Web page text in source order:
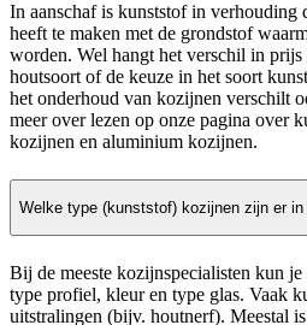
In aanschaf is kunststof in verhouding
heeft te maken met de grondstof
worden. Wel hangt het verschil in
houtsoort of de keuze in het soort
het onderhoud van kozijnen verschilt
meer over lezen op onze pagina over
kozijnen en aluminium kozijnen.
Welke type (kunststof) kozijnen zijn er in
Bij de meeste kozijnspecialisten kun je
type profiel, kleur en type glas. Vaak
uitstralingen (bijv. houtnerf). Meestal